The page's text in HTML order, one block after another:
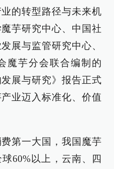
的转型路径与未来机
芋研究中心、中国社
展与监管研究中心、
魔芋分会联合编制的
发展与研究》报告正式
业迈入标准化、价值
第一大国，我国魔芋
60%以上，云南、四